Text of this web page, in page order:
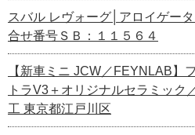
スバル レヴォーグ│アロイゲー
合せ番号ＳＢ：１１５６４
【新車ミニ JCW／FEYNLAB】
トラV3＋オリジナルセラミック
工 東京都江戸川区